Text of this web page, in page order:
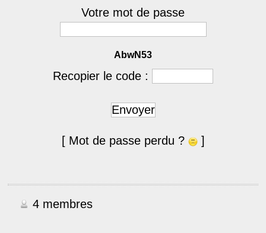
Votre mot de passe
AbwN53
Recopier le code :
Envoyer
[ Mot de passe perdu ? ]
4 membres